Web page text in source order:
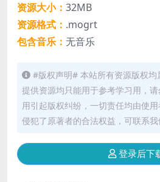
资源大小： 32MB
资源格式： .mogrt
包含音乐： 无音乐
#版权声明# 本站所有资源版权
提供资源均只能用于参考学习用，
用引起版权纠纷，一切责任均由使
侵犯了原著者的合法权益，可联系我
登录后下